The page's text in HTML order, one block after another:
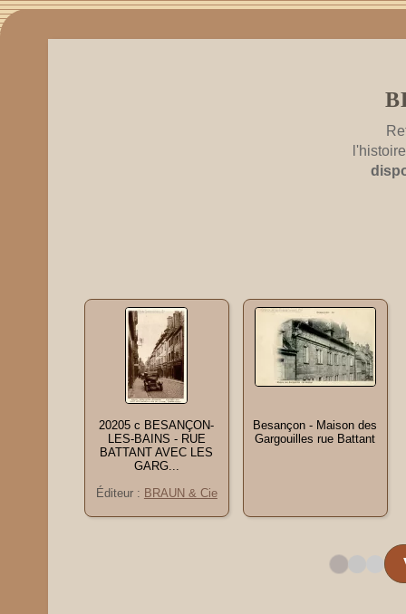
20205 c BESANÇON-
LES-BAINS - RUE
BATTANT AVEC LES
GARG...
Éditeur : BRAUN & Cie
Besançon - Maison des
Gargouilles rue Battant